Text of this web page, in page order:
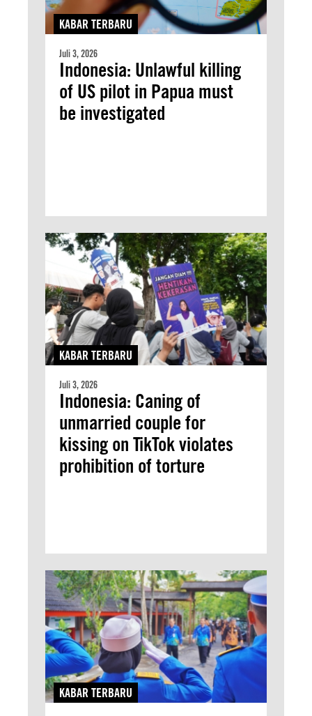
KABAR TERBARU
Juli 3, 2026
Indonesia: Unlawful killing
of US pilot in Papua must
be investigated
KABAR TERBARU
Juli 3, 2026
Indonesia: Caning of
unmarried couple for
kissing on TikTok violates
prohibition of torture
KABAR TERBARU